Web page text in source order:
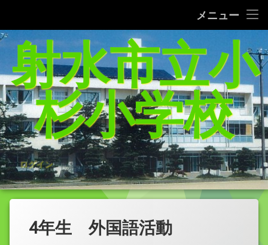
メニュー
給食レシピの紹介(1/27追加）
家庭学習支援サイトまとめ（5／21追加）
杉っ子８つの愛言葉
インターネット利用の約束/「おだいじね」ルール
学校いじめ防止基本方針
登校許可証明書
コ
ン
ン
ツ
へ
ス
キ
ッ
プ
射水市立小
杉小学校
ログイン
4年生 外国語活動